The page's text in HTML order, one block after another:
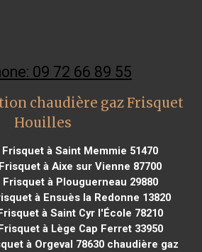
09 72 66 89 55
chaudière gaz Frisquet
Houilles
à Saint Memmie 51470
à Aixe sur Vienne 87700
à Plouguerneau 29880
à Ensuès la Redonne 13820
à Saint Cyr l'École 78210
à Lège Cap Ferret 33950
à Orgeval 78630 chaudière gaz